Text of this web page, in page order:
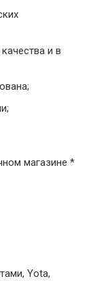
и в
магазине *
Yota,